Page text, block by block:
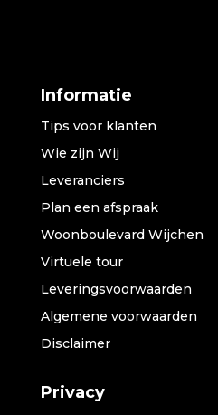
Informatie
Tips voor klanten
Wie zijn Wij
Leveranciers
Plan een afspraak
Woonboulevard Wijchen
Virtuele tour
Leveringsvoorwaarden
Algemene voorwaarden
Disclaimer
Privacy